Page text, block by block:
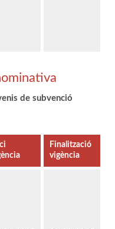
de subvenció
Finalització
vigència